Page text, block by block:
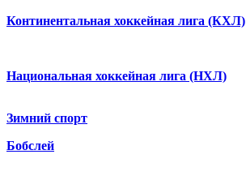
Континентальная хоккейная лига (КХЛ)
Национальная хоккейная лига (НХЛ)
Зимний спорт
Бобслей